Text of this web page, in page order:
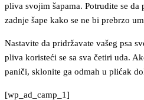
pliva svojim šapama. Potrudite se
zadnje šape kako se ne bi prebrzo
Nastavite da pridržavate vašeg psa
pliva koristeći se sa sva četiri uda.
paniči, sklonite ga odmah u plićak
[wp_ad_camp_1]